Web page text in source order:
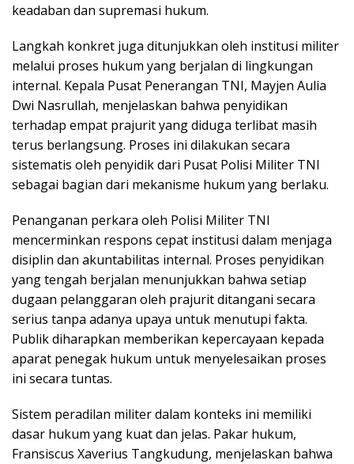
keadaban dan supremasi hukum.
Langkah konkret juga ditunjukkan oleh institusi militer
melalui proses hukum yang berjalan di lingkungan
internal. Kepala Pusat Penerangan TNI, Mayjen Aulia
Dwi Nasrullah, menjelaskan bahwa penyidikan
terhadap empat prajurit yang diduga terlibat masih
terus berlangsung. Proses ini dilakukan secara
sistematis oleh penyidik dari Pusat Polisi Militer TNI
sebagai bagian dari mekanisme hukum yang berlaku.
Penanganan perkara oleh Polisi Militer TNI
mencerminkan respons cepat institusi dalam menjaga
disiplin dan akuntabilitas internal. Proses penyidikan
yang tengah berjalan menunjukkan bahwa setiap
dugaan pelanggaran oleh prajurit ditangani secara
serius tanpa adanya upaya untuk menutupi fakta.
Publik diharapkan memberikan kepercayaan kepada
aparat penegak hukum untuk menyelesaikan proses
ini secara tuntas.
Sistem peradilan militer dalam konteks ini memiliki
dasar hukum yang kuat dan jelas. Pakar hukum,
Fransiscus Xaverius Tangkudung, menjelaskan bahwa